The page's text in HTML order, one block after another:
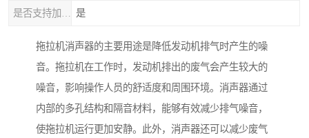
是
拖拉机消声器的主要用途是降低发动机排气时产生的噪
音。拖拉机在工作时，发动机排出的废气会产生较大的
噪音，影响操作人员的舒适度和周围环境。消声器通过
内部的多孔结构和隔音材料，能够有效减少排气噪音，
使拖拉机运行更加安静。此外，消声器还可以减少废气